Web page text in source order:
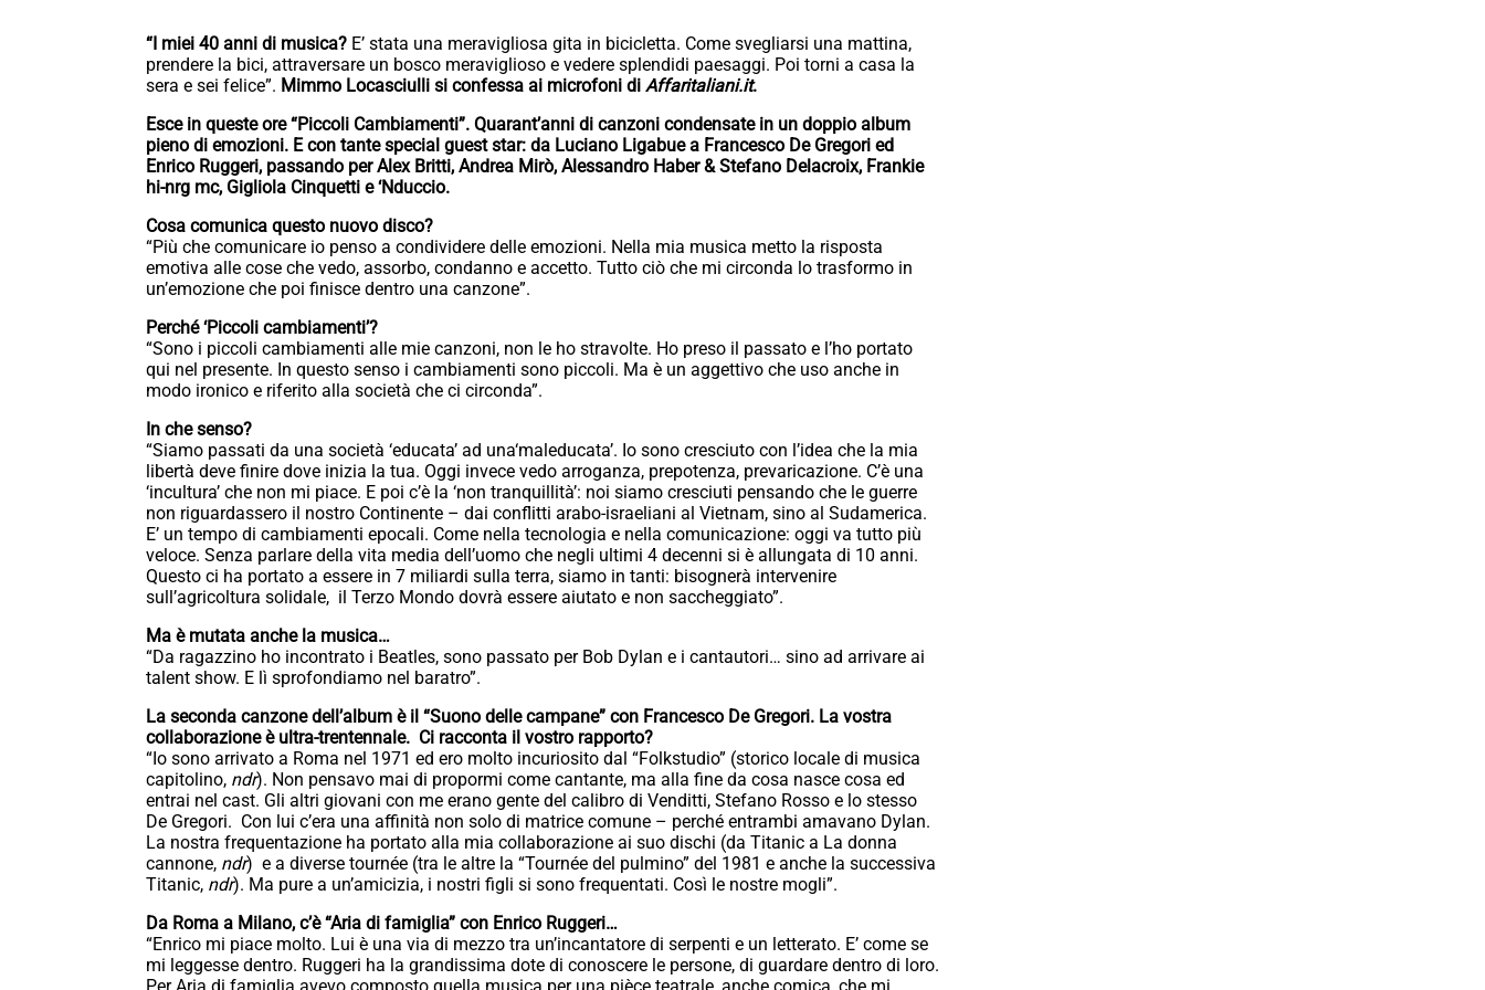
“I miei 40 anni di musica? E’ stata una meravigliosa gita in bicicletta. Come svegliarsi una mattina,
prendere la bici, attraversare un bosco meraviglioso e vedere splendidi paesaggi. Poi torni a casa la
sera e sei felice”. Mimmo Locasciulli si confessa ai microfoni di Affaritaliani.it.
Esce in queste ore “Piccoli Cambiamenti”. Quarant’anni di canzoni condensate in un doppio album
pieno di emozioni. E con tante special guest star: da Luciano Ligabue a Francesco De Gregori ed
Enrico Ruggeri, passando per Alex Britti, Andrea Mirò, Alessandro Haber & Stefano Delacroix, Frankie
hi-nrg mc, Gigliola Cinquetti e ‘Nduccio.
Cosa comunica questo nuovo disco?
“Più che comunicare io penso a condividere delle emozioni. Nella mia musica metto la risposta
emotiva alle cose che vedo, assorbo, condanno e accetto. Tutto ciò che mi circonda lo trasformo in
un’emozione che poi finisce dentro una canzone”.
Perché ‘Piccoli cambiamenti’?
“Sono i piccoli cambiamenti alle mie canzoni, non le ho stravolte. Ho preso il passato e l’ho portato
qui nel presente. In questo senso i cambiamenti sono piccoli. Ma è un aggettivo che uso anche in
modo ironico e riferito alla società che ci circonda”.
In che senso?
“Siamo passati da una società ‘educata’ ad una‘maleducata’. Io sono cresciuto con l’idea che la mia
libertà deve finire dove inizia la tua. Oggi invece vedo arroganza, prepotenza, prevaricazione. C’è una
‘incultura’ che non mi piace. E poi c’è la ‘non tranquillità’: noi siamo cresciuti pensando che le guerre
non riguardassero il nostro Continente – dai conflitti arabo-israeliani al Vietnam, sino al Sudamerica.
E’ un tempo di cambiamenti epocali. Come nella tecnologia e nella comunicazione: oggi va tutto più
veloce. Senza parlare della vita media dell’uomo che negli ultimi 4 decenni si è allungata di 10 anni.
Questo ci ha portato a essere in 7 miliardi sulla terra, siamo in tanti: bisognerà intervenire
sull’agricoltura solidale, il Terzo Mondo dovrà essere aiutato e non saccheggiato”.
Ma è mutata anche la musica…
“Da ragazzino ho incontrato i Beatles, sono passato per Bob Dylan e i cantautori… sino ad arrivare ai
talent show. E lì sprofondiamo nel baratro”.
La seconda canzone dell’album è il “Suono delle campane” con Francesco De Gregori. La vostra
collaborazione è ultra-trentennale. Ci racconta il vostro rapporto?
“Io sono arrivato a Roma nel 1971 ed ero molto incuriosito dal “Folkstudio” (storico locale di musica
capitolino, ndr). Non pensavo mai di propormi come cantante, ma alla fine da cosa nasce cosa ed
entrai nel cast. Gli altri giovani con me erano gente del calibro di Venditti, Stefano Rosso e lo stesso
De Gregori. Con lui c’era una affinità non solo di matrice comune – perché entrambi amavano Dylan.
La nostra frequentazione ha portato alla mia collaborazione ai suo dischi (da Titanic a La donna
cannone, ndr) e a diverse tournée (tra le altre la “Tournée del pulmino” del 1981 e anche la successiva
Titanic, ndr). Ma pure a un’amicizia, i nostri figli si sono frequentati. Così le nostre mogli”.
Da Roma a Milano, c’è “Aria di famiglia” con Enrico Ruggeri…
“Enrico mi piace molto. Lui è una via di mezzo tra un’incantatore di serpenti e un letterato. E’ come se
mi leggesse dentro. Ruggeri ha la grandissima dote di conoscere le persone, di guardare dentro di loro.